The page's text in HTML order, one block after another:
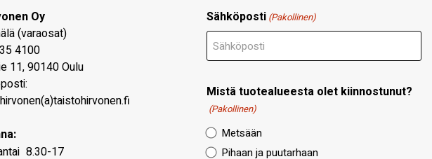
Oy
(varaosat)
4100
11,90140Oulu
8.30-17
Sähköposti (Pakollinen)
Mistä tuotealueesta olet kiinnostunut?
(Pakollinen)
Metsään
Pihaan ja puutarhaan